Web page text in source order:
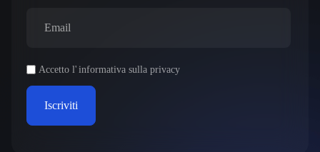
Accetto l' informativa sulla privacy
Iscriviti